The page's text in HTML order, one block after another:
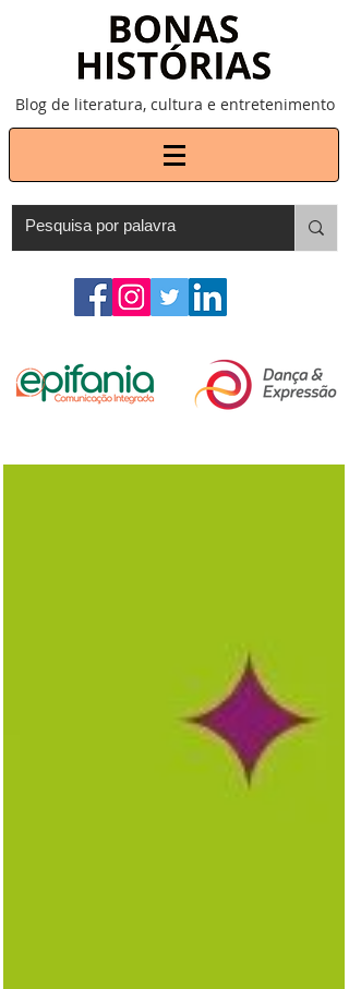
Blog de literatura, cultura e entretenimento